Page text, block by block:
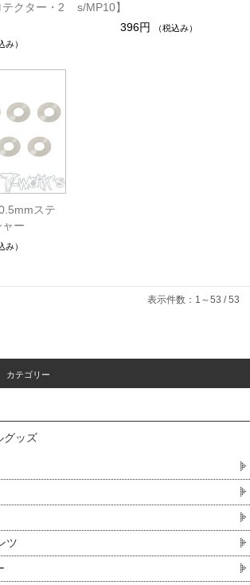
クター・2
み）
s/MP10】
396円
（税込み）
ステ
ー
み）
表示件数：1～53 / 53
カテゴリー
グッズ
ツ